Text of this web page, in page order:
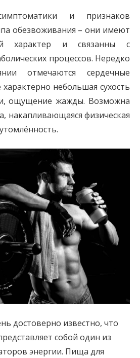
и признаков
обезвоживания – они имеют
характер и связанны с
процессов. Нередко
отмечаются сердечные
небольшая сухость
ощущение жажды. Возможна
накапливающаяся физическая
достоверно известно, что
собой один из
энергии. Пища для